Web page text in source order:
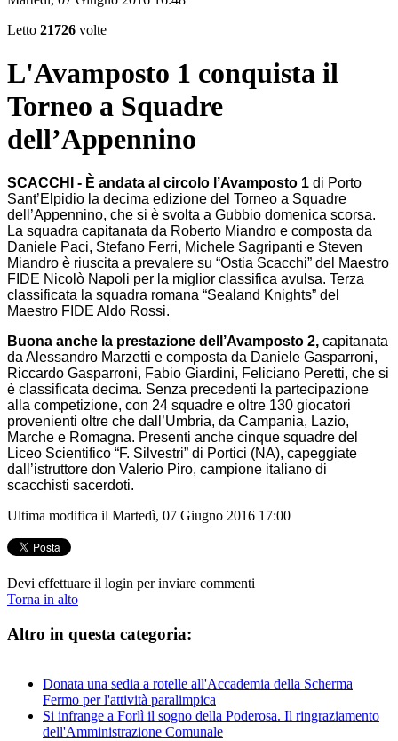
Letto 21726 volte
L'Avamposto 1 conquista il
Torneo a Squadre
dell’Appennino
SCACCHI - È andata al circolo l’Avamposto 1 di Porto
Sant’Elpidio la decima edizione del Torneo a Squadre
dell’Appennino, che si è svolta a Gubbio domenica scorsa.
La squadra capitanata da Roberto Miandro e composta da
Daniele Paci, Stefano Ferri, Michele Sagripanti e Steven
Miandro è riuscita a prevalere su “Ostia Scacchi” del Maestro
FIDE Nicolò Napoli per la miglior classifica avulsa. Terza
classificata la squadra romana “Sealand Knights” del
Maestro FIDE Aldo Rossi.
Buona anche la prestazione dell’Avamposto 2, capitanata
da Alessandro Marzetti e composta da Daniele Gasparroni,
Riccardo Gasparroni, Fabio Giardini, Feliciano Peretti, che si
è classificata decima. Senza precedenti la partecipazione
alla competizione, con 24 squadre e oltre 130 giocatori
provenienti oltre che dall’Umbria, da Campania, Lazio,
Marche e Romagna. Presenti anche cinque squadre del
Liceo Scientifico “F. Silvestri” di Portici (NA), capeggiate
dall’istruttore don Valerio Piro, campione italiano di
scacchisti sacerdoti.
Ultima modifica il Martedì, 07 Giugno 2016 17:00
Devi effettuare il login per inviare commenti
Torna in alto
Altro in questa categoria:
Donata una sedia a rotelle all'Accademia della Scherma
Fermo per l'attività paralimpica
Si infrange a Forlì il sogno della Poderosa. Il ringraziamento
dell'Amministrazione Comunale